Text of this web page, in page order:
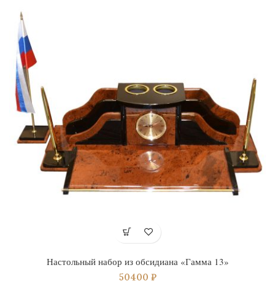
Настольный набор из обсидиана «Гамма 13»
50400 ₽